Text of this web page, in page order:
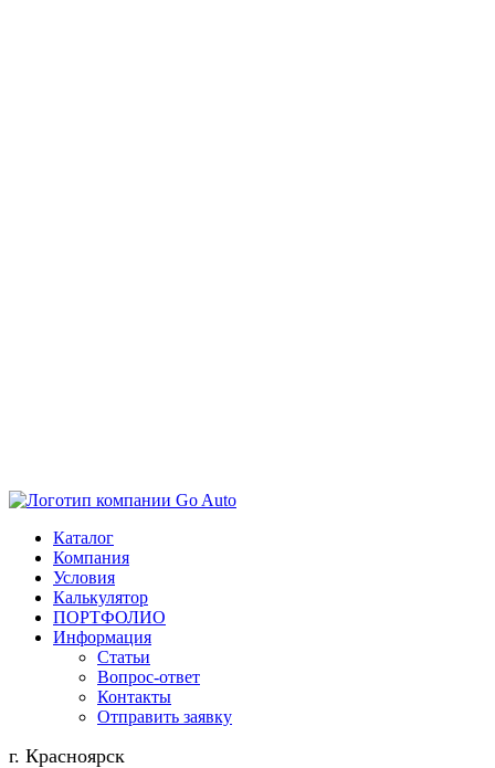
Каталог
Компания
Условия
Калькулятор
ПОРТФОЛИО
Информация
Статьи
Вопрос-ответ
Контакты
Отправить заявку
г. Красноярск